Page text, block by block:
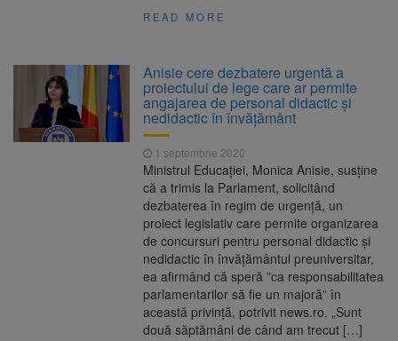
READ MORE
Anisie cere dezbatere urgentă a
proiectului de lege care ar permite
angajarea de personal didactic şi
nedidactic în învăţământ
1 septembrie 2020
Ministrul Educaţiei, Monica Anisie, susţine
că a trimis la Parlament, solicitând
dezbaterea în regim de urgenţă, un
proiect legislativ care permite organizarea
de concursuri pentru personal didactic şi
nedidactic în învăţământul preuniversitar,
ea afirmând că speră ”ca responsabilitatea
parlamentarilor să fie un majoră” în
această privinţă, potrivit news.ro. „Sunt
două săptămâni de când am trecut […]